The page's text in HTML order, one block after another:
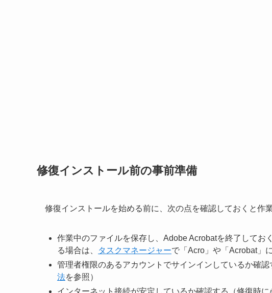
修復インストール前の事前準備
修復インストールを始める前に、次の点を確認しておくと作
作業中のファイルを保存し、Adobe Acrobatを終了してお
る場合は、
タスクマネージャーで「Acro」や「Acrobat」
管理者権限のあるアカウントでサインインしているか確
法を参照）
インターネット接続が安定しているか確認する（修復時